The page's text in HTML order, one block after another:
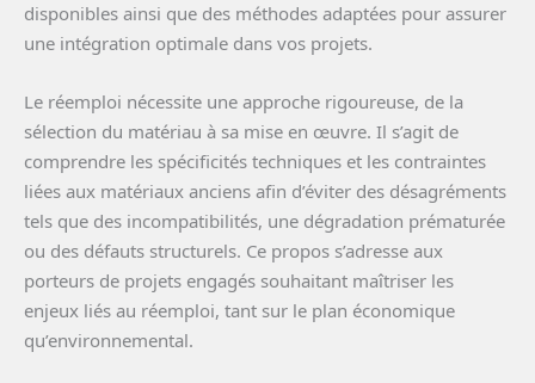
disponibles ainsi que des méthodes adaptées pour assurer
une intégration optimale dans vos projets.
Le réemploi nécessite une approche rigoureuse, de la
sélection du matériau à sa mise en œuvre. Il s’agit de
comprendre les spécificités techniques et les contraintes
liées aux matériaux anciens afin d’éviter des désagréments
tels que des incompatibilités, une dégradation prématurée
ou des défauts structurels. Ce propos s’adresse aux
porteurs de projets engagés souhaitant maîtriser les
enjeux liés au réemploi, tant sur le plan économique
qu’environnemental.